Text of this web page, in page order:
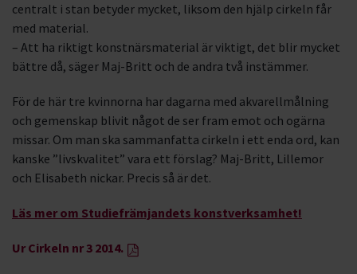
centralt i stan betyder mycket, liksom den hjälp cirkeln får
med material.
– Att ha riktigt konstnärsmaterial är viktigt, det blir mycket
bättre då, säger Maj-Britt och de andra två instämmer.
För de här tre kvinnorna har dagarna med akvarellmålning
och gemenskap blivit något de ser fram emot och ogärna
missar. Om man ska sammanfatta cirkeln i ett enda ord, kan
kanske ”livskvalitet” vara ett förslag? Maj-Britt, Lillemor
och Elisabeth nickar. Precis så är det.
Läs mer om Studiefrämjandets konstverksamhet!
Ur Cirkeln nr 3 2014.